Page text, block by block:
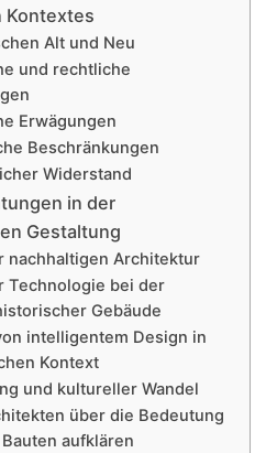
Kontextes
Alt und Neu
und rechtliche
Erwägungen
Beschränkungen
Widerstand
in der
Gestaltung
nachhaltigen Architektur
Technologie bei der
Gebäude
intelligentem Design in
Kontext
und kultureller Wandel
über die Bedeutung
aufklären